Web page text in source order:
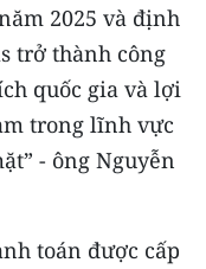
2025 và định
trở thành công
quốc gia và lợi
trong lĩnh vực
- ông Nguyễn
toán được cấp